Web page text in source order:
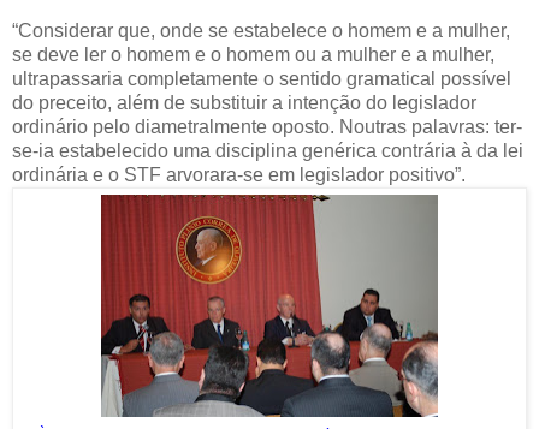
“Considerar que, onde se estabelece o homem e a mulher,
se deve ler o homem e o homem ou a mulher e a mulher,
ultrapassaria completamente o sentido gramatical possível
do preceito, além de substituir a intenção do legislador
ordinário pelo diametralmente oposto. Noutras palavras: ter-
se-ia estabelecido uma disciplina genérica contrária à da lei
ordinária e o STF arvorara-se em legislador positivo”.